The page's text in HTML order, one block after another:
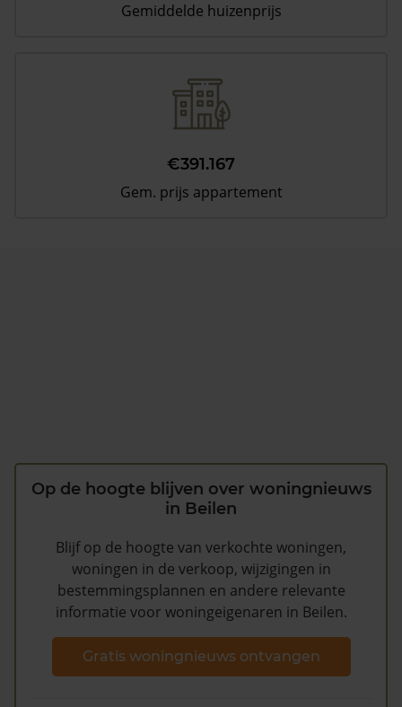
Gemiddelde huizenprijs
€391.167
Gem. prijs appartement
Op de hoogte blijven over woningnieuws
in Beilen
Blijf op de hoogte van verkochte woningen,
woningen in de verkoop, wijzigingen in
bestemmingsplannen en andere relevante
informatie voor woningeigenaren in Beilen.
Gratis woningnieuws ontvangen